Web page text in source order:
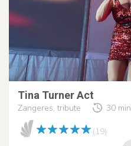
Tina Turner Act
Zangeres, tribute 30 min
(19)